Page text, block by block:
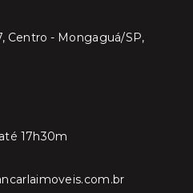
Centro - Mongaguá/SP,
17h30m